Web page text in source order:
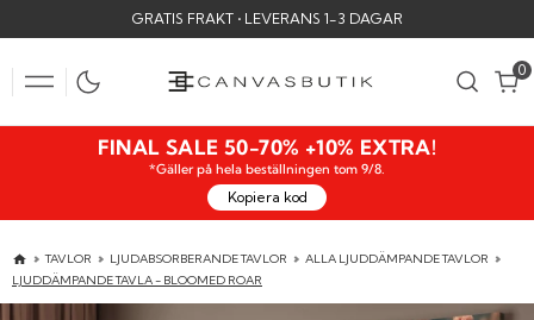
TO
GRATIS FRAKT • LEVERANS 1-3 DAGAR
00
FINAL SALE 50-70% +10% EXTRA!
*Gäller på hela beställningen tom 9/8.
Kopiera kod
TAVLOR LJUDABSORBERANDE TAVLOR
ALLA LJUDDÄMPANDE TAVLOR
LJUDDÄMPANDE TAVLA - BLOOMED ROAR